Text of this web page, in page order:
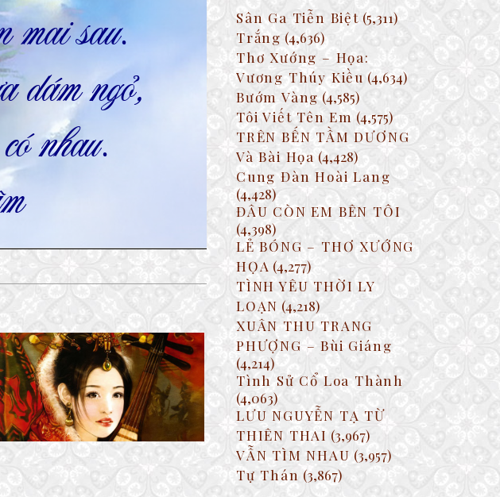
VƯƠNG CHIÊU QUÂN BÁI BIỆT HÁN VƯƠNG
8 July, 2023
Sân Ga Tiễn Biệt (5,311)
Trắng (4,636)
Thơ Xướng – Họa:
Vương Thúy Kiều (4,634)
Bướm Vàng (4,585)
Tôi Viết Tên Em (4,575)
TRÊN BẾN TẦM DƯƠNG
Và Bài Họa (4,428)
Cung Đàn Hoài Lang
(4,428)
ĐÂU CÒN EM BÊN TÔI
(4,398)
LẺ BÓNG – THƠ XƯỚNG
HỌA (4,277)
TÌNH YÊU THỜI LY
LOẠN (4,218)
XUÂN THU TRANG
PHƯỢNG – Bùi Giáng
(4,214)
Tình Sử Cổ Loa Thành
(4,063)
LƯU NGUYỄN TẠ TỪ
THIÊN THAI (3,967)
VẪN TÌM NHAU (3,957)
Tự Thán (3,867)